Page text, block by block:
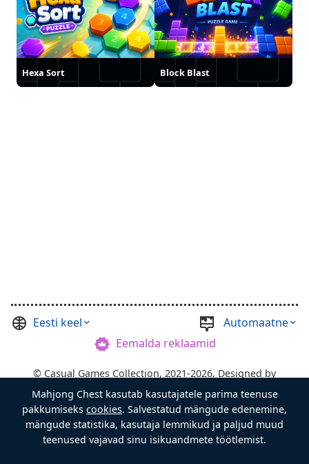
Hexa Sort Block Blast
Eesti keel
Automaatne
Eemalda reklaamid
© Casual Games Collection, 2021-2026. Designed by
FINAL LEVEL.
Tingimused
Privaatsus Aardekasti Isand
Mahjong Chest kasutab kasutajatele parima teenuse
pakkumiseks cookies. Salvestatud mängude edenemine,
mängude statistika, kasutaja lemmikud ja paljud muud
teenused vajavad sinu isikuandmete töötlemist.